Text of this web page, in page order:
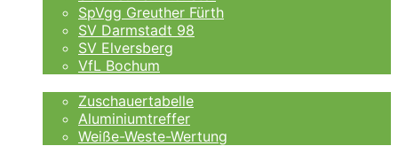
SpVgg Greuther Fürth
SV Darmstadt 98
SV Elversberg
VfL Bochum
Zuschauertabelle
Aluminiumtreffer
Weiße-Weste-Wertung